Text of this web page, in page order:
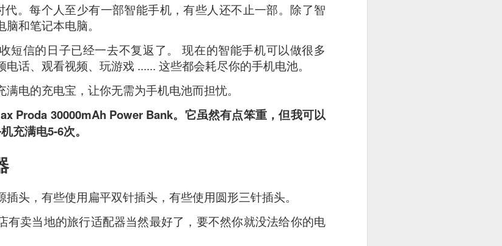
代。每个人至少有一部智能手机，有些人还不止一部。除了智
和笔记本电脑。
短信的日子已经一去不复返了。 现在的智能手机可以做很多
话、观看视频、玩游戏 ...... 这些都会耗尽你的手机电池。
电的充电宝，让你无需为手机电池而担忧。
Proda 30000mAh Power Bank。它虽然有点笨重，但我可以
充满电5-6次。
头，有些使用扁平双针插头，有些使用圆形三针插头。
有卖当地的旅行适配器当然最好了，要不然你就没法给你的电
has every right to be a signature dish. The pork was well-
Each piece of the barbecued pork is juicy and tender with a